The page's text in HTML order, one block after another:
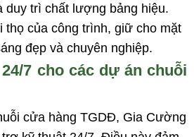
duy trì chất lượng bảng hiệu.
thọ của công trình, giữ cho mặt
đẹp và chuyên nghiệp.
7 cho các dự án chuỗi
cửa hàng TGDĐ, Gia Cường